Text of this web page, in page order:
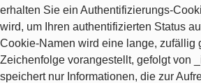
erhalten Sie ein Authentifizierungs-
wird, um Ihren authentifizierten Status
Cookie-Namen wird eine lange, zufällig
Zeichenfolge vorangestellt, gefolgt von
speichert nur Informationen, die zur